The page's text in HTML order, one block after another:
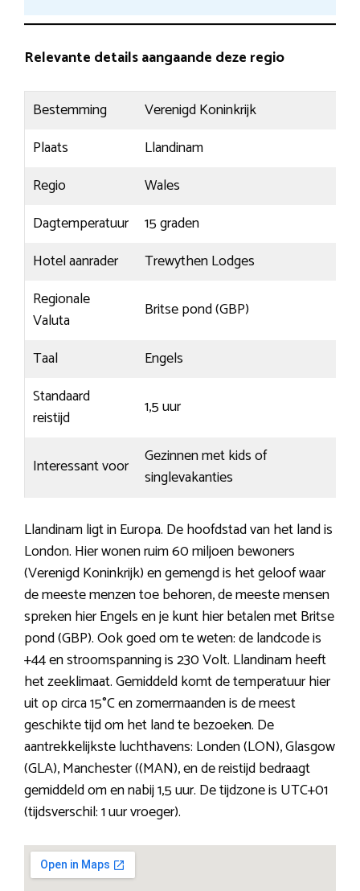
Relevante details aangaande deze regio
Bestemming
Verenigd Koninkrijk
Plaats
Llandinam
Regio
Wales
Dagtemperatuur
15 graden
Hotel aanrader
Trewythen Lodges
Regionale
Valuta
Britse pond (GBP)
Taal
Engels
Standaard
reistijd
1,5 uur
Interessant voor
Gezinnen met kids of
singlevakanties
Llandinam ligt in Europa. De hoofdstad van het land is
London. Hier wonen ruim 60 miljoen bewoners
(Verenigd Koninkrijk) en gemengd is het geloof waar
de meeste menzen toe behoren, de meeste mensen
spreken hier Engels en je kunt hier betalen met Britse
pond (GBP). Ook goed om te weten: de landcode is
+44 en stroomspanning is 230 Volt. Llandinam heeft
het zeeklimaat. Gemiddeld komt de temperatuur hier
uit op circa 15°C en zomermaanden is de meest
geschikte tijd om het land te bezoeken. De
aantrekkelijkste luchthavens: Londen (LON), Glasgow
(GLA), Manchester ((MAN), en de reistijd bedraagt
gemiddeld om en nabij 1,5 uur. De tijdzone is UTC+01
(tijdsverschil: 1 uur vroeger).